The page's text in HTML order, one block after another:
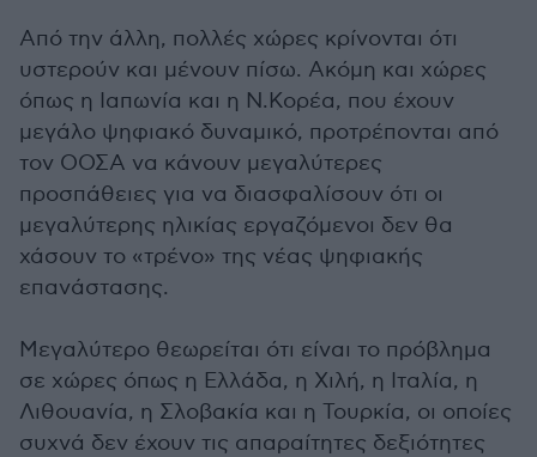
Από την άλλη, πολλές χώρες κρίνονται ότι
υστερούν και μένουν πίσω. Ακόμη και χώρες
όπως η Ιαπωνία και η Ν.Κορέα, που έχουν
μεγάλο ψηφιακό δυναμικό, προτρέπονται από
τον ΟΟΣΑ να κάνουν μεγαλύτερες
προσπάθειες για να διασφαλίσουν ότι οι
μεγαλύτερης ηλικίας εργαζόμενοι δεν θα
χάσουν το «τρένο» της νέας ψηφιακής
επανάστασης.
Μεγαλύτερο θεωρείται ότι είναι το πρόβλημα
σε χώρες όπως η Ελλάδα, η Χιλή, η Ιταλία, η
Λιθουανία, η Σλοβακία και η Τουρκία, οι οποίες
συχνά δεν έχουν τις απαραίτητες δεξιότητες